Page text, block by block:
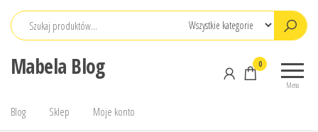
Przejdź
Mabela Blog
Menu
0
Blog Sklep Moje konto